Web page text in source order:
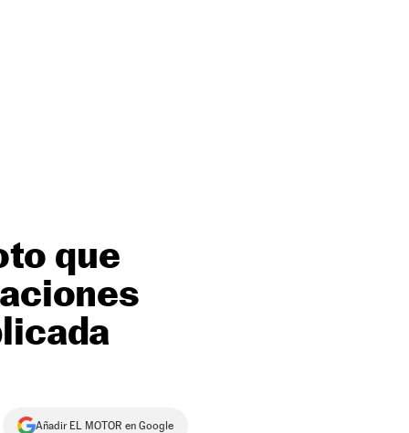
que
Añadir EL MOTOR en Google